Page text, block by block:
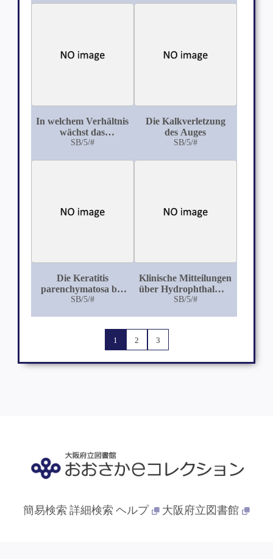
Bedeutung?
In welchem Verhältnis
wächst das
menschliche Auge von
bestimmt werden
SB/5/#
Die Kalkverletzung
des Auges
SB/5/#
Die Keratitis
parenchymatosa bei
acquirierter Lues
SB/5/#
Klinische Mitteilungen
über Hydrophthalmus
congenitus
SB/5/#
1 2 3
簡易検索 詳細検索 ヘルプ 大阪府立図書館